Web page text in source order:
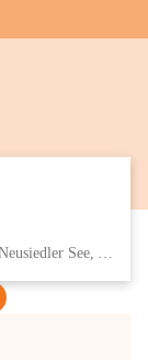
Eisenstädter Straße 18, 7091 Breitenbrunn am Neusiedler See, AUT